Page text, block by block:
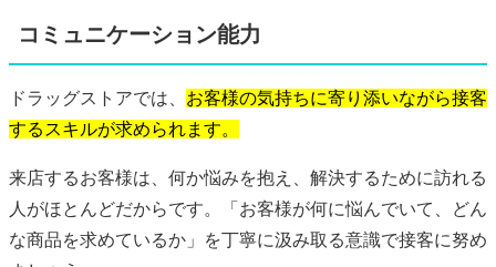
コミュニケーション能力
ドラッグストアでは、 お客様の気持ちに寄り添いながら接客
するスキルが求められます。
来店するお客様は、何か悩みを抱え、解決するために訪れる
人がほとんどだからです。「お客様が何に悩んでいて、どん
な商品を求めているか」を丁寧に汲み取る意識で接客に努め